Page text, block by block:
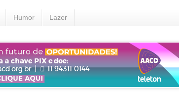
Humor Lazer